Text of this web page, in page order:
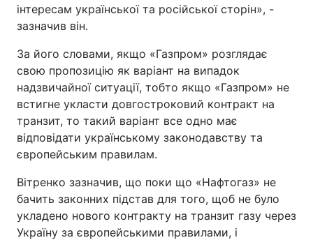
інтересам української та російської сторін», -
зазначив він.
За його словами, якщо «Газпром» розглядає
свою пропозицію як варіант на випадок
надзвичайної ситуації, тобто якщо «Газпром» не
встигне укласти довгостроковий контракт на
транзит, то такий варіант все одно має
відповідати українському законодавству та
європейським правилам.
Вітренко зазначив, що поки що «Нафтогаз» не
бачить законних підстав для того, щоб не було
укладено нового контракту на транзит газу через
Україну за європейськими правилами, і